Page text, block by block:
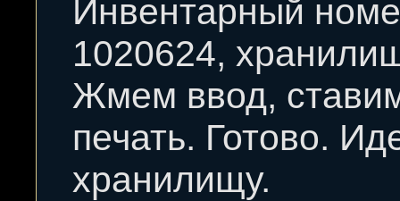
Инвентарный
1020624,
Жмем ввод,
печать. Готово.
хранилищу.